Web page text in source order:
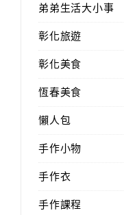
弟弟生活大小事
彰化旅遊
彰化美食
恆春美食
懶人包
手作小物
手作衣
手作課程